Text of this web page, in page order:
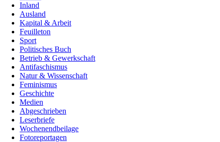
Inland
Ausland
Kapital & Arbeit
Feuilleton
Sport
Politisches Buch
Betrieb & Gewerkschaft
Antifaschismus
Natur & Wissenschaft
Feminismus
Geschichte
Medien
Abgeschrieben
Leserbriefe
Wochenendbeilage
Fotoreportagen